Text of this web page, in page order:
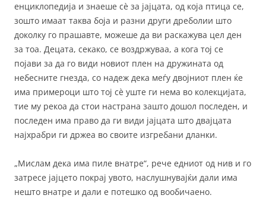
енциклопедија и знаеше сè за јајцата, од која птица се,
зошто имаат таква боја и разни други дреболии што
доколку го прашавте, можеше да ви раскажува цел ден
за тоа. Децата, секако, се воздржуваа, а кога тој се
појави за да го види новиот плен на дружината од
небесните гнезда, со надеж дека меѓу двојниот плен ќе
има примероци што тој сè уште ги нема во колекцијата,
тие му рекоа да стои настрана зашто дошол последен, и
последен има право да ги види јајцата што двајцата
најхрабри ги држеа во своите изгребани дланки.
„Мислам дека има пиле внатре“, рече едниот од нив и го
затресе јајцето покрај увото, наслушнувајќи дали има
нешто внатре и дали е потешко од вообичаено.